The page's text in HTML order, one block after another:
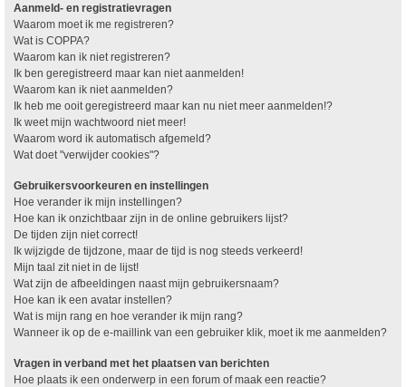
Aanmeld- en registratievragen
Waarom moet ik me registreren?
Wat is COPPA?
Waarom kan ik niet registreren?
Ik ben geregistreerd maar kan niet aanmelden!
Waarom kan ik niet aanmelden?
Ik heb me ooit geregistreerd maar kan nu niet meer aanmelden!?
Ik weet mijn wachtwoord niet meer!
Waarom word ik automatisch afgemeld?
Wat doet "verwijder cookies"?
Gebruikersvoorkeuren en instellingen
Hoe verander ik mijn instellingen?
Hoe kan ik onzichtbaar zijn in de online gebruikers lijst?
De tijden zijn niet correct!
Ik wijzigde de tijdzone, maar de tijd is nog steeds verkeerd!
Mijn taal zit niet in de lijst!
Wat zijn de afbeeldingen naast mijn gebruikersnaam?
Hoe kan ik een avatar instellen?
Wat is mijn rang en hoe verander ik mijn rang?
Wanneer ik op de e-maillink van een gebruiker klik, moet ik me aanmelden?
Vragen in verband met het plaatsen van berichten
Hoe plaats ik een onderwerp in een forum of maak een reactie?